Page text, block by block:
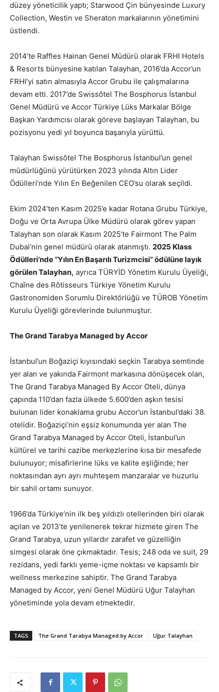
düzey yöneticilik yaptı; Starwood Çin bünyesinde Luxury
Collection, Westin ve Sheraton markalarının yönetimini
üstlendi.
2014’te Raffles Hainan Genel Müdürü olarak FRHI Hotels
& Resorts bünyesine katılan Talayhan, 2016’da Accor’un
FRHI’yi satın almasıyla Accor Grubu ile çalışmalarına
devam etti. 2017’de Swissôtel The Bosphorus İstanbul
Genel Müdürü ve Accor Türkiye Lüks Markalar Bölge
Başkan Yardımcısı olarak göreve başlayan Talayhan, bu
pozisyonu yedi yıl boyunca başarıyla yürüttü.
Talayhan Swissôtel The Bosphorus İstanbul’un genel
müdürlüğünü yürütürken 2023 yılında Altın Lider
Ödülleri’nde Yılın En Beğenilen CEO’su olarak seçildi.
Ekim 2024’ten Kasım 2025’e kadar Rotana Grubu Türkiye,
Doğu ve Orta Avrupa Ülke Müdürü olarak görev yapan
Talayhan son olarak Kasım 2025’te Fairmont The Palm
Dubai’nin genel müdürü olarak atanmıştı. 2025 Klass
Ödülleri’nde “Yılın En Başarılı Turizmcisi” ödülüne layık
görülen Talayhan, ayrıca TÜRYİD Yönetim Kurulu Üyeliği,
Chaîne des Rôtisseurs Türkiye Yönetim Kurulu
Gastronomiden Sorumlu Direktörlüğü ve TÜROB Yönetim
Kurulu Üyeliği görevlerinde bulunmuştur.
TheGrand Tarabya Managed byAccor
İstanbul’un Boğaziçi kıyısındaki seçkin Tarabya semtinde
yer alan ve yakında Fairmont markasına dönüşecek olan,
The Grand Tarabya Managed By Accor Oteli, dünya
çapında 110’dan fazla ülkede 5.600’den aşkın tesisi
bulunan lider konaklama grubu Accor’un İstanbul’daki 38.
otelidir. Boğaziçi’nin eşsiz konumunda yer alan The
Grand Tarabya Managed by Accor Oteli, İstanbul’un
kültürel ve tarihi cazibe merkezlerine kısa bir mesafede
bulunuyor; misafirlerine lüks ve kalite eşliğinde; her
noktasından ayrı ayrı muhteşem manzaralar ve huzurlu
bir sahil ortamı sunuyor.
1966’da Türkiye’nin ilk beş yıldızlı otellerinden biri olarak
açılan ve 2013’te yenilenerek tekrar hizmete giren The
Grand Tarabya, uzun yıllardır zarafet ve güzelliğin
simgesi olarak öne çıkmaktadır. Tesis; 248 oda ve suit, 29
rezidans, yedi farklı yeme-içme noktası ve kapsamlı bir
wellness merkezine sahiptir. The Grand Tarabya
Managed by Accor, yeni Genel Müdürü Uğur Talayhan
yönetiminde yola devam etmektedir.
TAGS The Grand Tarabya Managed by Accor Uğur Talayhan